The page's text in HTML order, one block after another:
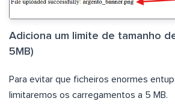
Adiciona um limite de tamanho
5MB)
Para evitar que ficheiros enormes
limitaremos os carregamentos a 5 MB.